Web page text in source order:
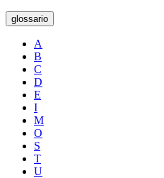
glossario
A
B
C
D
E
I
M
O
S
T
U